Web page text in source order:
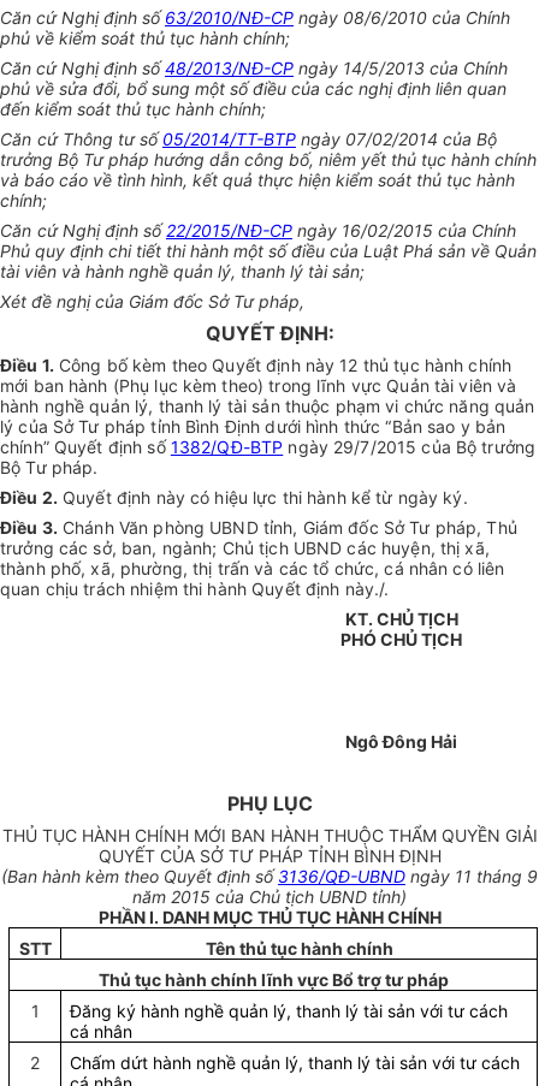
Căn cứ Nghị định số63/2010/NĐ-CP ngày 08/6/2010 của Chính
phủ về kiểm soát thủ tục hành chính;
Căn cứ Nghị định số48/2013/NĐ-CP ngày 14/5/2013 của Chính
phủ về sửa đổi, bổ sung một số điều của các nghị định liên quan
đến kiểm soát thủ tục hành chính;
Căn cứ Thông tư số05/2014/TT-BTPngày 07/02/2014 của Bộ
trưởng Bộ Tư pháp hướng dẫn công bố, niêm yết thủ tục hành chính
và báo cáo về tình hình, kết quả thực hiện kiểm soát thủ tục hành
chính;
Căn cứNghị định số22/2015/NĐ-CPngày 16/02/2015 của Chính
Phủ quy định chi tiết thi hành một số điều của Luật Phá sản về Quản
tài viên và hành nghề quản lý, thanh lý tài sản;
Xét đề nghị của Giám đốc Sở Tư pháp,
QUYẾT ĐỊNH:
Điều 1. Công bố kèm theo Quyết định này 12 thủ tục hành chính
mới ban hành (Phụ lục kèm theo) trong lĩnh vực Quản tài viên và
hành nghề quản lý, thanh lý tài sản thuộc phạm vi chức năng quản
lý của Sở Tư pháp tỉnh Bình Định dưới hình thức “Bản sao y bản
chính” Quyết định số1382/QĐ-BTP ngày 29/7/2015 của Bộ trưởng
Bộ Tư pháp.
Điều 2. Quyết định này có hiệu lực thi hành kể từ ngày ký.
Điều 3. Chánh Văn phòng UBND tỉnh, Giám đốc Sở Tư pháp, Thủ
trưởng các sở, ban, ngành; Chủ tịch UBND các huyện, thị xã,
thành phố, xã, phường, thị trấn và các tổ chức, cá nhân có liên
quan chịu trách nhiệm thi hành Quyết định này./.
KT. CHỦ TỊCH
PHÓ CHỦ TỊCH
Ngô Đông Hải
PHỤ LỤC
THỦ TỤC HÀNH CHÍNH MỚI BAN HÀNH THUỘC THẨM QUYỀN GIẢI
QUYẾT CỦA SỞ TƯ PHÁP TỈNH BÌNH ĐỊNH
(Ban hành kèm theo Quyết định số3136/QĐ-UBND ngày 11 tháng 9
năm 2015 của Chủ tịch UBND tỉnh)
PHẦN I. DANH MỤC THỦ TỤC HÀNH CHÍNH
STT
Tên thủ tục hành chính
Thủ tục hành chính lĩnh vực Bổ trợ tư pháp
1
Đăng ký hành nghề quản lý, thanh lý tài sản với tư cách
cá nhân
2
Chấm dứt hành nghề quản lý, thanh lý tài sản với tư cách